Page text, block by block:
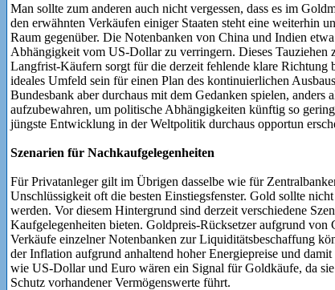
Man sollte zum anderen auch nicht vergessen, dass es im
den erwähnten Verkäufen einiger Staaten steht eine weiterhin
Raum gegenüber. Die Notenbanken von China und Indien
Abhängigkeit vom US-Dollar zu verringern. Dieses Tauziehen
Langfrist-Käufern sorgt für die derzeit fehlende klare Richtung
ideales Umfeld sein für einen Plan des kontinuierlichen
Bundesbank aber durchaus mit dem Gedanken spielen, anders
aufzubewahren, um politische Abhängigkeiten künftig so
jüngste Entwicklung in der Weltpolitik durchaus opportun
Szenarien für Nachkaufgelegenheiten
Für Privatanleger gilt im Übrigen dasselbe wie für
Unschlüssigkeit oft die besten Einstiegsfenster. Gold sollte
werden. Vor diesem Hintergrund sind derzeit verschiedene
Kaufgelegenheiten bieten. Goldpreis-Rücksetzer aufgrund
Verkäufe einzelner Notenbanken zur Liquiditätsbeschaffung
der Inflation aufgrund anhaltend hoher Energiepreise und
wie US-Dollar und Euro wären ein Signal für Goldkäufe, da
Schutz vorhandener Vermögenswerte führt.